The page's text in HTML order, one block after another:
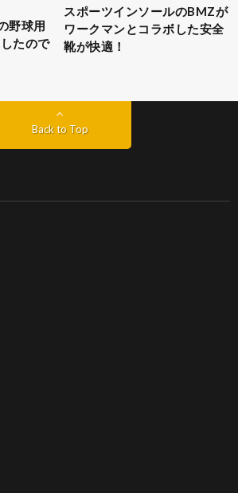
野球用
たので
スポーツインソールのBMZが
ワークマンとコラボした安全
靴が快適！
Back to Top